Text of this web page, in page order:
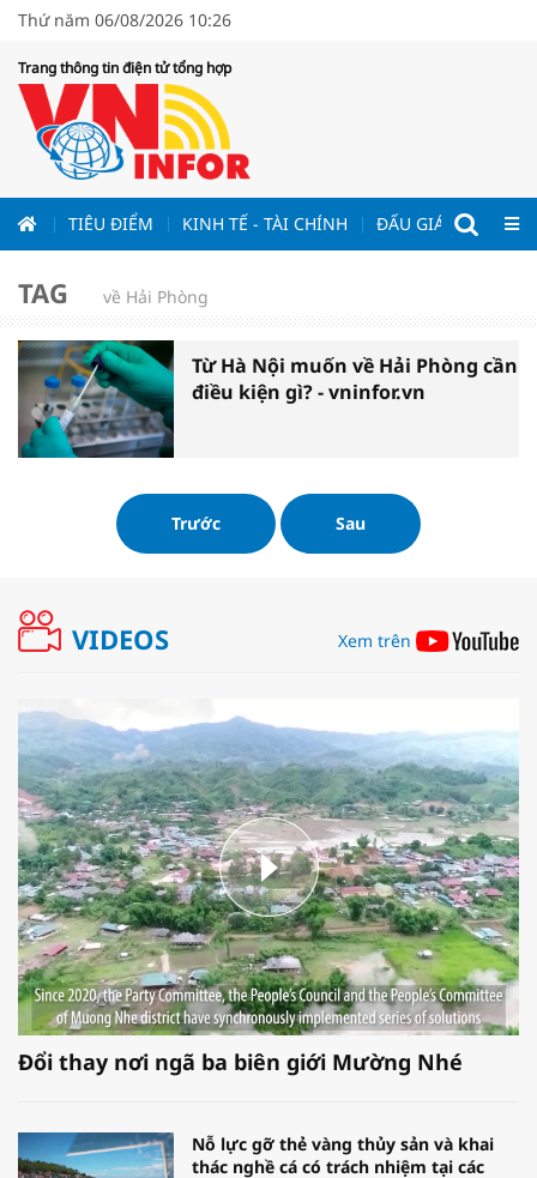
Thứ năm 06/08/2026 10:26
Trang thông tin điện tử tổng hợp
TIÊU ĐIỂM KINH TẾ - TÀI CHÍNH ĐẤU GIÁ - ĐẤU
TAG về Hải Phòng
Từ Hà Nội muốn về Hải Phòng cần
điều kiện gì? - vninfor.vn
Trước Sau
VIDEOS Xem trên
Đổi thay nơi ngã ba biên giới Mường Nhé
Nỗ lực gỡ thẻ vàng thủy sản và khai
thác nghề cá có trách nhiệm tại các